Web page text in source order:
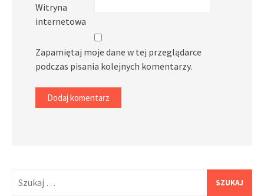
Witryna
internetowa
Zapamiętaj moje dane w tej przeglądarce
podczas pisania kolejnych komentarzy.